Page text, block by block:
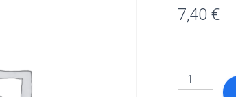
7,40 €
quantité
de